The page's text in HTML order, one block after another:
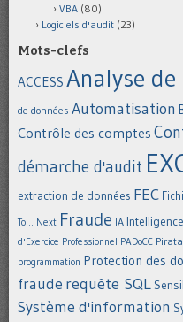
VBA (80)
Logiciels d'audit (23)
Mots-clefs
ACCESS Analyse
de données Automatisation
Contrôle des comptes
démarche d'audit
extraction de données FEC
To... Next Fraude IA
d'Exercice Professionnel PADoCC
programmation Protection des
fraude requête SQL
Système d'information